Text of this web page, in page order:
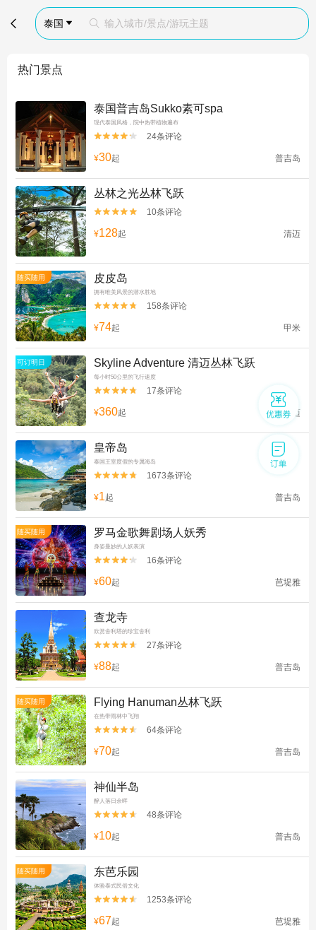
 泰国   输入城市/景点/游玩主题
热门景点
泰国普吉岛Sukko素可spa
现代泰国风格，院中热带植物遍布

 24条评论
¥30起 普吉岛
丛林之光丛林飞跃

 10条评论
¥128起 清迈
随买随用 皮皮岛
拥有唯美风景的潜水胜地

 158条评论
¥74起 甲米
可订明日 Skyline Adventure 清迈丛林飞跃
每小时50公里的飞行速度

 17条评论
¥360起 清迈
皇帝岛
泰国王室度假的专属海岛

 1673条评论
¥1起 普吉岛
随买随用 罗马金歌舞剧场人妖秀
身姿曼妙的人妖表演

 16条评论
¥60起 芭堤雅
查龙寺
欣赏舍利塔的珍宝舍利

 27条评论
¥88起 普吉岛
随买随用 Flying Hanuman丛林飞跃
在热带雨林中飞翔

 64条评论
¥70起 普吉岛
神仙半岛
醉人落日余晖

 48条评论
¥10起 普吉岛
随买随用 东芭乐园
体验泰式民俗文化

 1253条评论
¥67起 芭堤雅